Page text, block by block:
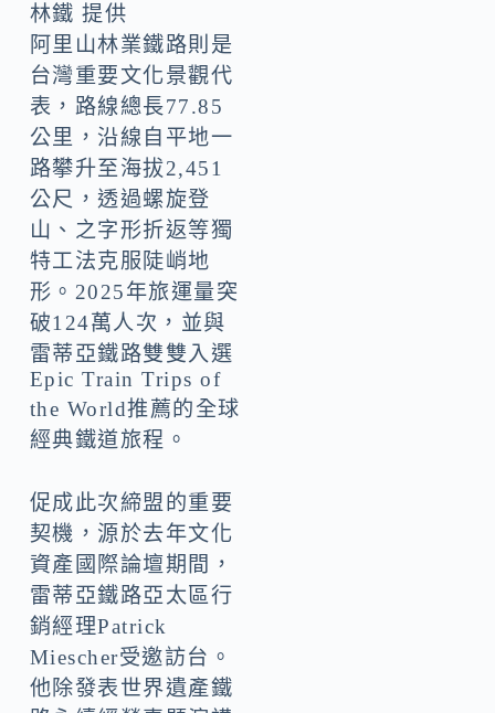
林鐵 提供
阿里山林業鐵路則是
台灣重要文化景觀代
表，路線總長77.85
公里，沿線自平地一
路攀升至海拔2,451
公尺，透過螺旋登
山、之字形折返等獨
特工法克服陡峭地
形。2025年旅運量突
破124萬人次，並與
雷蒂亞鐵路雙雙入選
Epic Train Trips of
the World推薦的全球
經典鐵道旅程。
促成此次締盟的重要
契機，源於去年文化
資產國際論壇期間，
雷蒂亞鐵路亞太區行
銷經理Patrick
Miescher受邀訪台。
他除發表世界遺產鐵